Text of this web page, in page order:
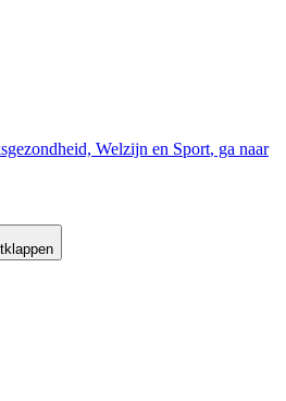
Welzijn en Sport, ga naar